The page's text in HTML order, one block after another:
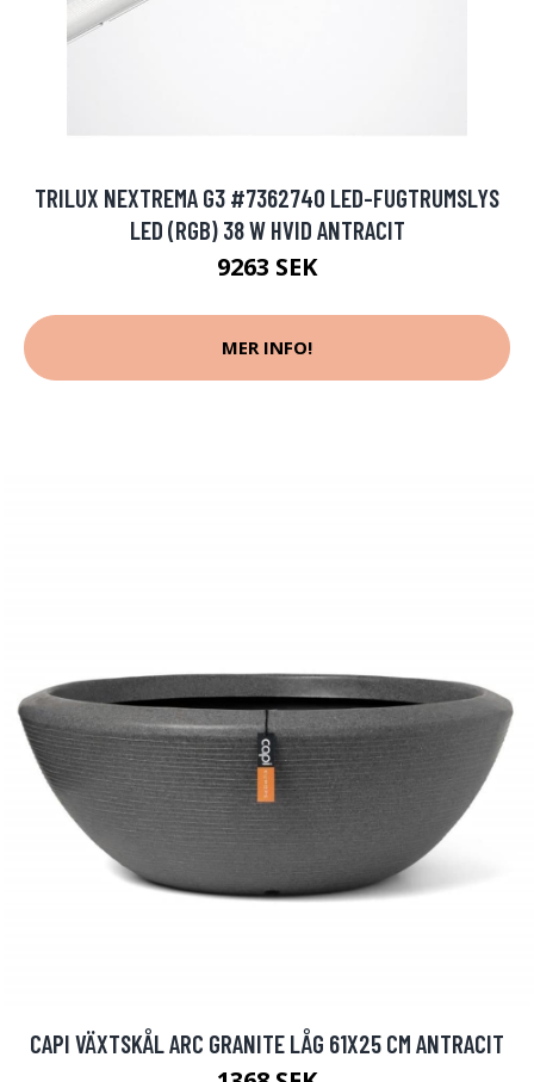
TRILUX NEXTREMA G3 #7362740 LED-FUGTRUMSLYS
LED (RGB) 38 W HVID ANTRACIT
9263 SEK
MER INFO!
CAPI VÄXTSKÅL ARC GRANITE LÅG 61X25 CM ANTRACIT